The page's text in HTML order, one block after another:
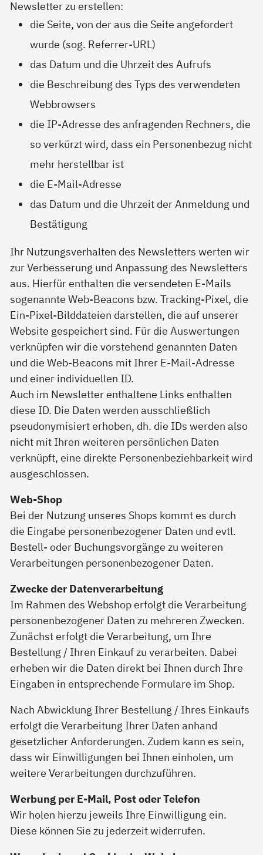
Newsletter zu erstellen:
die Seite, von der aus die Seite angefordert
wurde (sog. Referrer-URL)
das Datum und die Uhrzeit des Aufrufs
die Beschreibung des Typs des verwendeten
Webbrowsers
die IP-Adresse des anfragenden Rechners, die
so verkürzt wird, dass ein Personenbezug nicht
mehr herstellbar ist
die E-Mail-Adresse
das Datum und die Uhrzeit der Anmeldung und
Bestätigung
Ihr Nutzungsverhalten des Newsletters werten wir
zur Verbesserung und Anpassung des Newsletters
aus. Hierfür enthalten die versendeten E-Mails
sogenannte Web-Beacons bzw. Tracking-Pixel, die
Ein-Pixel-Bilddateien darstellen, die auf unserer
Website gespeichert sind. Für die Auswertungen
verknüpfen wir die vorstehend genannten Daten
und die Web-Beacons mit Ihrer E-Mail-Adresse
und einer individuellen ID.
Auch im Newsletter enthaltene Links enthalten
diese ID. Die Daten werden ausschließlich
pseudonymisiert erhoben, dh. die IDs werden also
nicht mit Ihren weiteren persönlichen Daten
verknüpft, eine direkte Personenbeziehbarkeit wird
ausgeschlossen.
Web-Shop
Bei der Nutzung unseres Shops kommt es durch
die Eingabe personenbezogener Daten und evtl.
Bestell- oder Buchungsvorgänge zu weiteren
Verarbeitungen personenbezogener Daten.
Zwecke der Datenverarbeitung
Im Rahmen des Webshop erfolgt die Verarbeitung
personenbezogener Daten zu mehreren Zwecken.
Zunächst erfolgt die Verarbeitung, um Ihre
Bestellung / Ihren Einkauf zu verarbeiten. Dabei
erheben wir die Daten direkt bei Ihnen durch Ihre
Eingaben in entsprechende Formulare im Shop.
Nach Abwicklung Ihrer Bestellung / Ihres Einkaufs
erfolgt die Verarbeitung Ihrer Daten anhand
gesetzlicher Anforderungen. Zudem kann es sein,
dass wir Einwilligungen bei Ihnen einholen, um
weitere Verarbeitungen durchzuführen.
Werbung per E-Mail, Post oder Telefon
Wir holen hierzu jeweils Ihre Einwilligung ein.
Diese können Sie zu jederzeit widerrufen.